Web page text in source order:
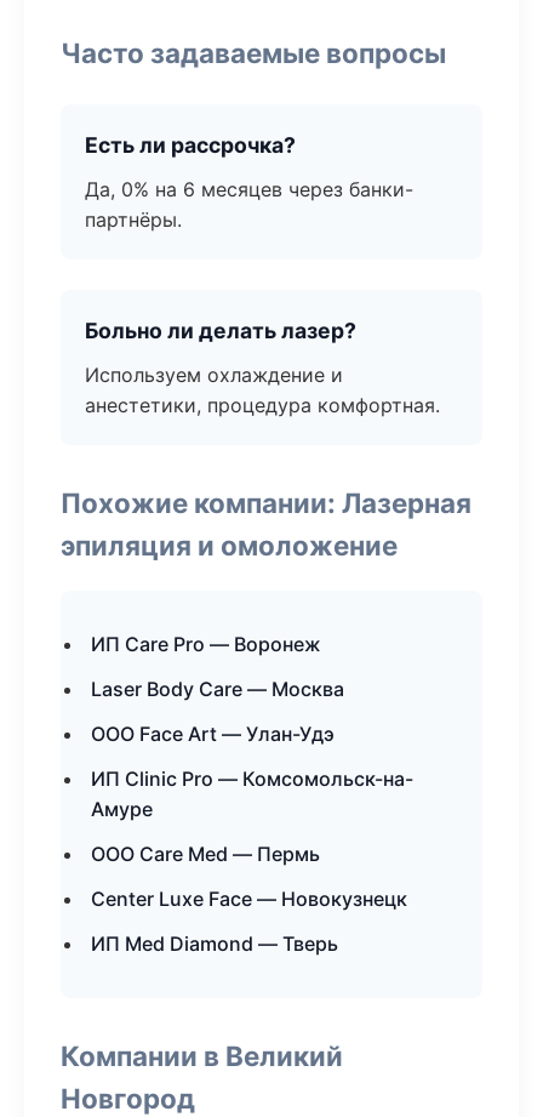
Часто задаваемые вопросы
Есть ли рассрочка?
Да, 0% на 6 месяцев через банки-
партнёры.
Больно ли делать лазер?
Используем охлаждение и
анестетики, процедура комфортная.
Похожие компании: Лазерная
эпиляция и омоложение
ИП Care Pro — Воронеж
Laser Body Care — Москва
ООО Face Art — Улан-Удэ
ИП Clinic Pro — Комсомольск-на-
Амуре
ООО Care Med — Пермь
Center Luxe Face — Новокузнецк
ИП Med Diamond — Тверь
Компании в Великий
Новгород